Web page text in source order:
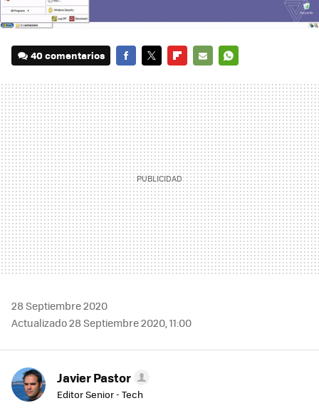
40 comentarios
MAIL
28 Septiembre 2020
Actualizado 28 Septiembre 2020, 11:00
Javier Pastor
Editor Senior - Tech